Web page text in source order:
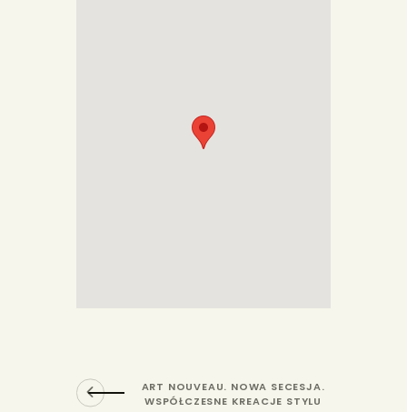
ART NOUVEAU. NOWA SECESJA.
WSPÓŁCZESNE KREACJE STYLU